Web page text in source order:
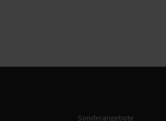
Sonderangebote